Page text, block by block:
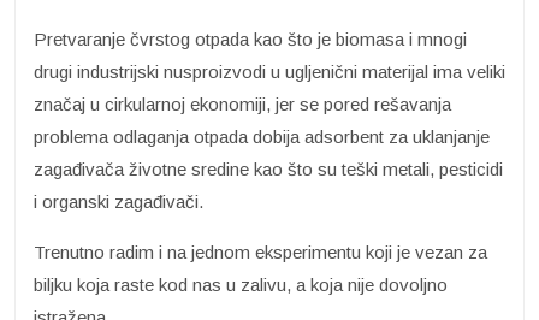
Pretvaranje čvrstog otpada kao što je biomasa i mnogi
drugi industrijski nusproizvodi u ugljenični materijal ima veliki
značaj u cirkularnoj ekonomiji, jer se pored rešavanja
problema odlaganja otpada dobija adsorbent za uklanjanje
zagađivača životne sredine kao što su teški metali, pesticidi
i organski zagađivači.
Trenutno radim i na jednom eksperimentu koji je vezan za
biljku koja raste kod nas u zalivu, a koja nije dovoljno